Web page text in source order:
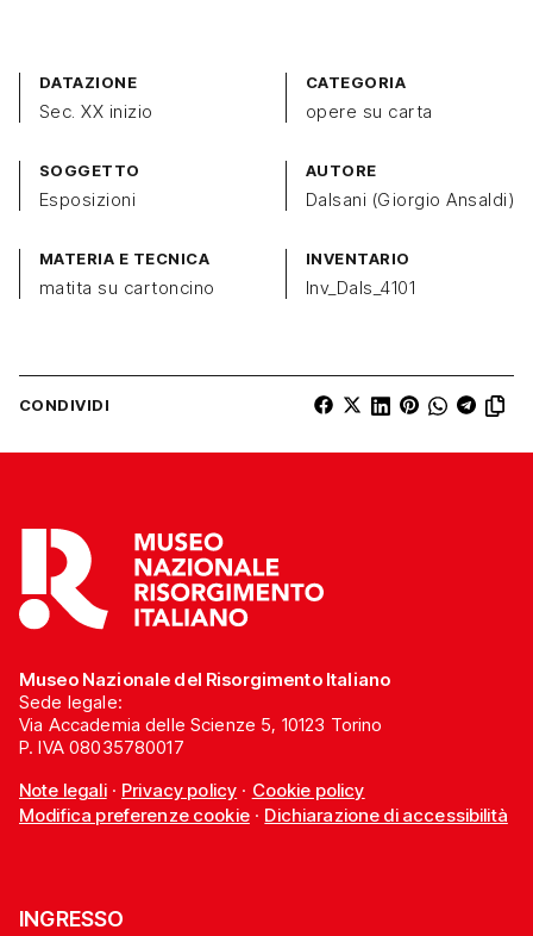
DATAZIONE
Sec. XX inizio
CATEGORIA
opere su carta
SOGGETTO
Esposizioni
AUTORE
Dalsani (Giorgio Ansaldi)
MATERIA E TECNICA
matita su cartoncino
INVENTARIO
Inv_Dals_4101
CONDIVIDI
Museo Nazionale del Risorgimento Italiano
Sede legale:
Via Accademia delle Scienze 5, 10123 Torino
P. IVA 08035780017
Note legali· Privacy policy · Cookie policy
Modifica preferenze cookie· Dichiarazione di accessibilità
INGRESSO